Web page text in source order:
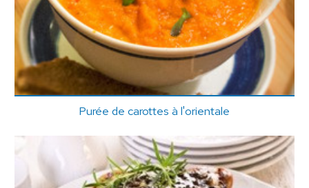
Purée de carottes à l'orientale